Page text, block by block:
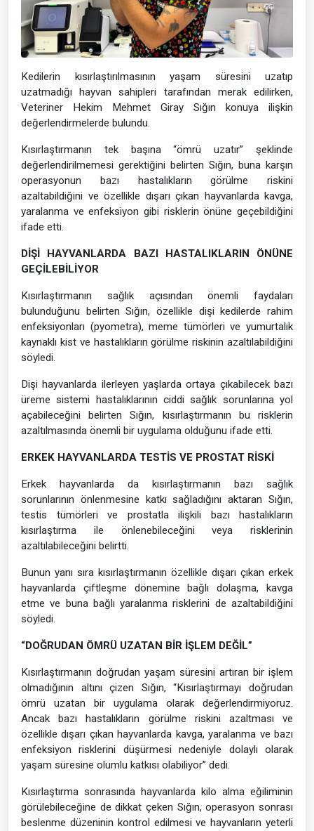
Kedilerin kısırlaştırılmasının yaşam süresini uzatıp
uzatmadığı hayvan sahipleri tarafından merak edilirken,
Veteriner Hekim Mehmet Giray Sığın konuya ilişkin
değerlendirmelerde bulundu.
Kısırlaştırmanın tek başına “ömrü uzatır” şeklinde
değerlendirilmemesi gerektiğini belirten Sığın, buna karşın
operasyonun bazı hastalıkların görülme riskini
azaltabildiğini ve özellikle dışarı çıkan hayvanlarda kavga,
yaralanma ve enfeksiyon gibi risklerin önüne geçebildiğini
ifade etti.
DİŞİ HAYVANLARDA BAZI HASTALIKLARIN ÖNÜNE
GEÇİLEBİLİYOR
Kısırlaştırmanın sağlık açısından önemli faydaları
bulunduğunu belirten Sığın, özellikle dişi kedilerde rahim
enfeksiyonları (pyometra), meme tümörleri ve yumurtalık
kaynaklı kist ve hastalıkların görülme riskinin azaltılabildiğini
söyledi.
Dişi hayvanlarda ilerleyen yaşlarda ortaya çıkabilecek bazı
üreme sistemi hastalıklarının ciddi sağlık sorunlarına yol
açabileceğini belirten Sığın, kısırlaştırmanın bu risklerin
azaltılmasında önemli bir uygulama olduğunu ifade etti.
ERKEK HAYVANLARDA TESTİS VE PROSTAT RİSKİ
Erkek hayvanlarda da kısırlaştırmanın bazı sağlık
sorunlarının önlenmesine katkı sağladığını aktaran Sığın,
testis tümörleri ve prostatla ilişkili bazı hastalıkların
kısırlaştırma ile önlenebileceğini veya risklerinin
azaltılabileceğini belirtti.
Bunun yanı sıra kısırlaştırmanın özellikle dışarı çıkan erkek
hayvanlarda çiftleşme dönemine bağlı dolaşma, kavga
etme ve buna bağlı yaralanma risklerini de azaltabildiğini
söyledi.
“DOĞRUDAN ÖMRÜ UZATAN BİR İŞLEM DEĞİL”
Kısırlaştırmanın doğrudan yaşam süresini artıran bir işlem
olmadığının altını çizen Sığın, “Kısırlaştırmayı doğrudan
ömrü uzatan bir uygulama olarak değerlendirmiyoruz.
Ancak bazı hastalıkların görülme riskini azaltması ve
özellikle dışarı çıkan hayvanlarda kavga, yaralanma ve bazı
enfeksiyon risklerini düşürmesi nedeniyle dolaylı olarak
yaşam süresine olumlu katkısı olabiliyor” dedi.
Kısırlaştırma sonrasında hayvanlarda kilo alma eğiliminin
görülebileceğine de dikkat çeken Sığın, operasyon sonrası
beslenme düzeninin kontrol edilmesi ve hayvanların yeterli